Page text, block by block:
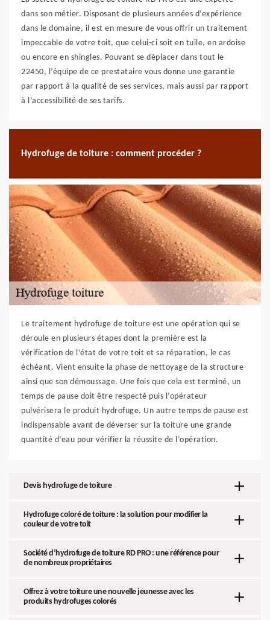
dans son métier. Disposant de plusieurs années d’expérience
dans le domaine, il est en mesure de vous offrir un traitement
impeccable de votre toit, que celui-ci soit en tuile, en ardoise
ou encore en shingles. Pouvant se déplacer dans tout le
22450, l’équipe de ce prestataire vous donne une garantie
par rapport à la qualité de ses services, mais aussi par rapport
à l’accessibilité de ses tarifs.
Hydrofuge de toiture : comment procéder ?
Le traitement hydrofuge de toiture est une opération qui se
déroule en plusieurs étapes dont la première est la
vérification de l’état de votre toit et sa réparation, le cas
échéant. Vient ensuite la phase de nettoyage de la structure
ainsi que son démoussage. Une fois que cela est terminé, un
temps de pause doit être respecté puis l’opérateur
pulvérisera le produit hydrofuge. Un autre temps de pause est
indispensable avant de déverser sur la toiture une grande
quantité d’eau pour vérifier la réussite de l’opération.
Devis hydrofuge de toiture
Hydrofuge coloré de toiture : la solution pour modifier la
couleur de votre toit
Société d’hydrofuge de toiture RD PRO : une référence pour
de nombreux propriétaires
Offrez à votre toiture une nouvelle jeunesse avec les
produits hydrofuges colorés